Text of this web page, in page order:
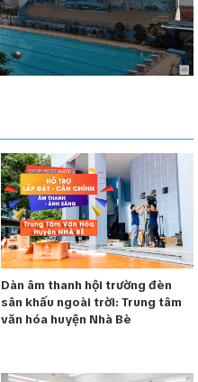
Dàn âm thanh hội trường đèn
sân khấu ngoài trời: Trung tâm
văn hóa huyện Nhà Bè